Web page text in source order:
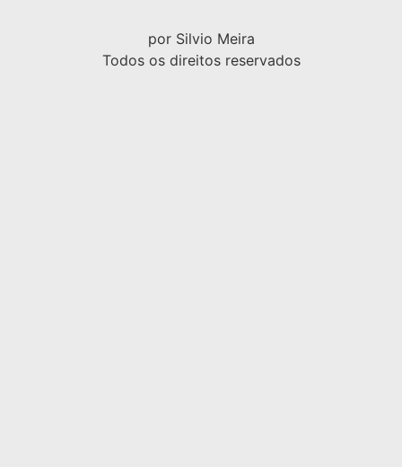
por Silvio Meira
Todos os direitos reservados